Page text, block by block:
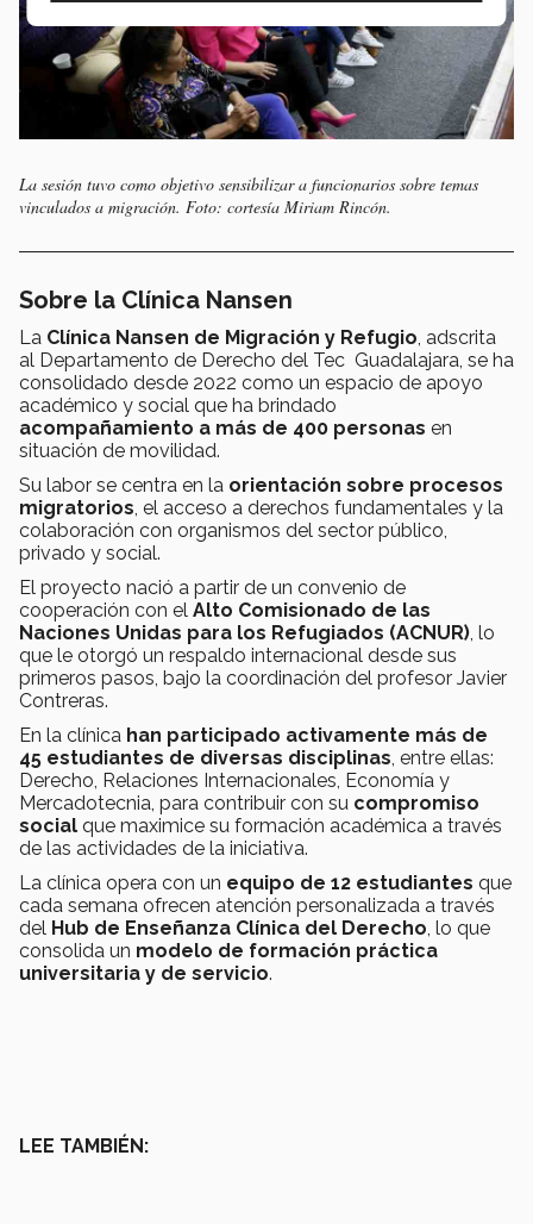
La sesión tuvo como objetivo sensibilizar a funcionarios sobre temas
vinculados a migración. Foto: cortesía Miriam Rincón.
Sobre la Clínica Nansen
La Clínica Nansen de Migración y Refugio, adscrita
al Departamento de Derecho del Tec Guadalajara, se ha
consolidado desde 2022 como un espacio de apoyo
académico y social que ha brindado
acompañamiento a más de 400 personas en
situación de movilidad.
Su labor se centra en la orientación sobre procesos
migratorios, el acceso a derechos fundamentales y la
colaboración con organismos del sector público,
privado y social.
El proyecto nació a partir de un convenio de
cooperación con el Alto Comisionado de las
Naciones Unidas para los Refugiados (ACNUR), lo
que le otorgó un respaldo internacional desde sus
primeros pasos, bajo la coordinación del profesor Javier
Contreras.
En la clínica han participado activamente más de
45 estudiantes de diversas disciplinas, entre ellas:
Derecho, Relaciones Internacionales, Economía y
Mercadotecnia, para contribuir con su compromiso
social que maximice su formación académica a través
de las actividades de la iniciativa.
La clínica opera con un equipo de 12 estudiantes que
cada semana ofrecen atención personalizada a través
del Hub de Enseñanza Clínica del Derecho, lo que
consolida un modelo de formación práctica
universitaria y de servicio.
LEE TAMBIÉN: